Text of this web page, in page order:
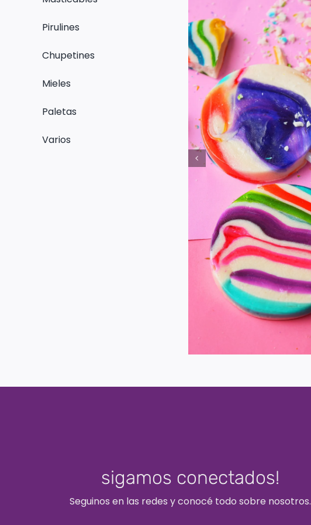
Pirulines
Chupetines
Mieles
Paletas
Varios
sigamos conectados!
Seguinos en las redes y conocé todo sobre nosotros.